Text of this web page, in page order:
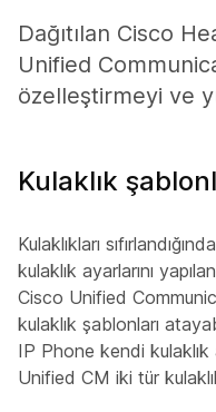
Dağıtılan Cisco
Unified
özelleştirmeyi ve
Kulaklık
Kulaklıkları
kulaklık ayarlarını
Cisco Unified
kulaklık şablonları
IP Phone kendi kulaklık
Unified CM iki tür